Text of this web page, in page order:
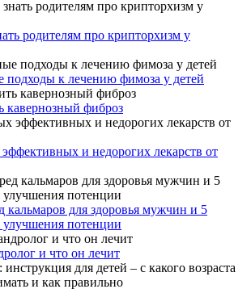
родителям про крипторхизм у
подходы к лечению фимоза у детей
кавернозный фиброз
и недорогих лекарств от
кальмаров для здоровья мужчин и 5
улучшения потенции
и что он лечит